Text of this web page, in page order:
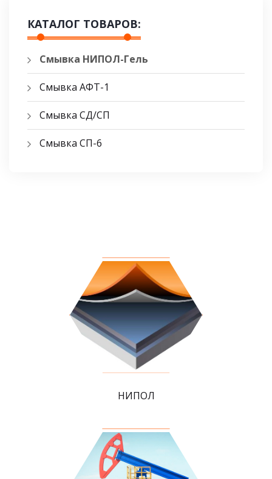
КАТАЛОГ ТОВАРОВ:
Смывка НИПОЛ-Гель
Смывка АФТ-1
Смывка СД/СП
Смывка СП-6
НИПОЛ